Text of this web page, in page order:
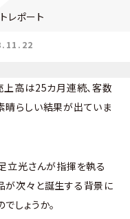
レポート
上高は25カ月連続、客数
らしい結果が出ていま
立光さんが指揮を執る
が次々と誕生する背景に
しょうか。